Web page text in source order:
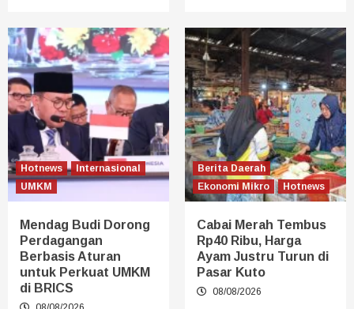
Hotnews
Internasional
UMKM
Mendag Budi Dorong
Perdagangan
Berbasis Aturan
untuk Perkuat UMKM
di BRICS
Berita Daerah
Ekonomi Mikro
Hotnews
Cabai Merah Tembus
Rp40 Ribu, Harga
Ayam Justru Turun di
Pasar Kuto
08/08/2026